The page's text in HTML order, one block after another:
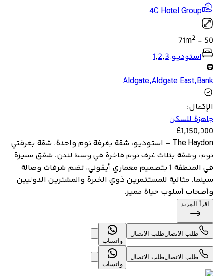
4C Hotel Group
50
-
71m2
استوديو,
1,2,3
Aldgate,Aldgate East,Bank
الإكمال:
جاهزة للسكن
£1,150,000
The Haydon – استوديو، شقة بغرفة نوم واحدة، شقة بغرفتي
نوم، وشقة بثلاث غرف نوم فاخرة في وسط لندن. شقق مميزة
في المنطقة 1 بتصميم معماري أيقوني، تضم شرفات وصالة
سينما. مثالية للمستثمرين ذوي الخبرة والمشترين الدوليين
وأصحاب أسلوب حياة مميز.
اقرأ المزيد
طلب الاتصالطلب الاتصال
واتساب
طلب الاتصالطلب الاتصال
واتساب